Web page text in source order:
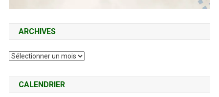
ARCHIVES
Archives
CALENDRIER